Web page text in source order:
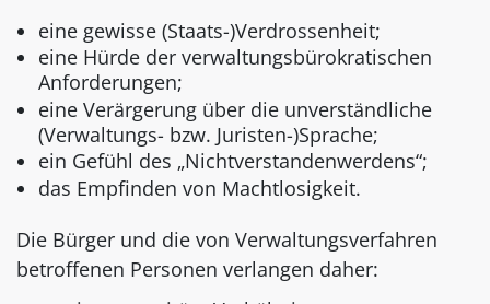
eine gewisse (Staats-)Verdrossenheit;
eine Hürde der verwaltungsbürokratischen
Anforderungen;
eine Verärgerung über die unverständliche
(Verwaltungs- bzw. Juristen-)Sprache;
ein Gefühl des „Nichtverstandenwerdens“;
das Empfinden von Machtlosigkeit.
Die Bürger und die von Verwaltungsverfahren
betroffenen Personen verlangen daher: